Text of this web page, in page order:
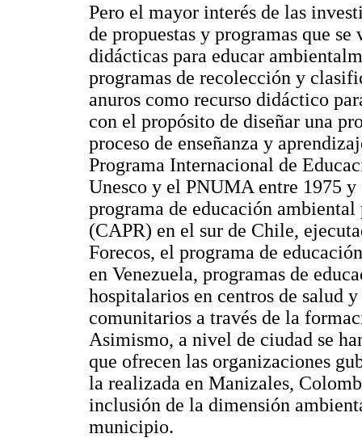
Pero el mayor interés de las
de propuestas y programas que
didácticas para educar
programas de recolección y
anuros como recurso didáctico
con el propósito de diseñar una
proceso de enseñanza y
Programa Internacional de
Unesco y el PNUMA entre 1975
programa de educación
(CAPR) en el sur de Chile,
Forecos, el programa de
en Venezuela, programas de
hospitalarios en centros de salud
comunitarios a través de la
Asimismo, a nivel de ciudad se
que ofrecen las organizaciones
la realizada en Manizales,
inclusión de la dimensión
municipio.